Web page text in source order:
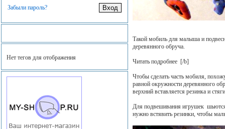
Забыли пароль?
Нет тегов для отображения
Такой мобиль для малыша и
деревянного обруча.
Читать подробнее [/b]
Чтобы сделать часть мобиля,
равной окружности деревянного
верхний вставляется резинка и
Для подвешивания игрушек
нужно встявить резинки, чтобы